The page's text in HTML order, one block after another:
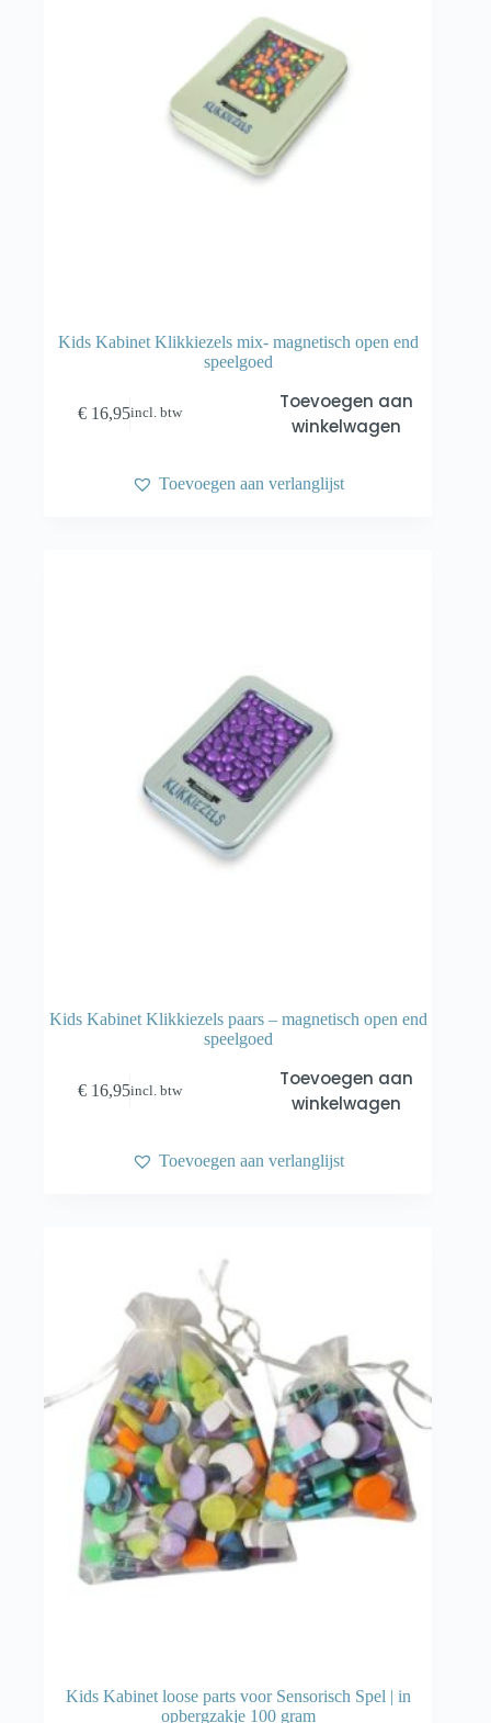
Kids Kabinet Klikkiezels mix- magnetisch open end
speelgoed
€ 16,95incl. btw
Toevoegen aan
winkelwagen
Toevoegen aan verlanglijst
Kids Kabinet Klikkiezels paars – magnetisch open end
speelgoed
€ 16,95incl. btw
Toevoegen aan
winkelwagen
Toevoegen aan verlanglijst
Kids Kabinet loose parts voor Sensorisch Spel | in
opbergzakje 100 gram